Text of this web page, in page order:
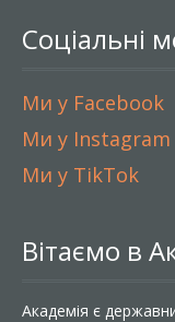
Соціальні
Ми у Facebook
Ми у Instagram
Ми у TikTok
Вітаємо в
Академія є